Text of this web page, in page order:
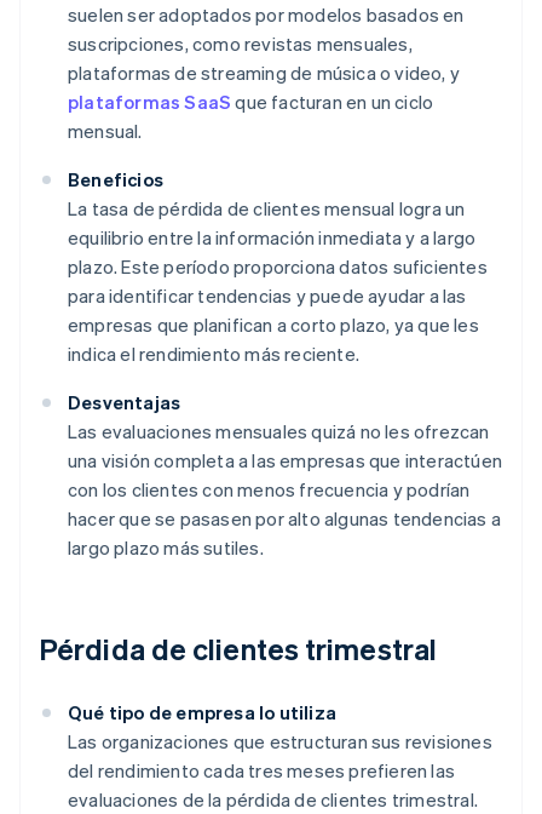
suelen ser adoptados por modelos basados en
suscripciones, como revistas mensuales,
plataformas de streaming de música o video, y
plataformas SaaS que facturan en un ciclo
mensual.
Beneficios
La tasa de pérdida de clientes mensual logra un
equilibrio entre la información inmediata y a largo
plazo. Este período proporciona datos suficientes
para identificar tendencias y puede ayudar a las
empresas que planifican a corto plazo, ya que les
indica el rendimiento más reciente.
Desventajas
Las evaluaciones mensuales quizá no les ofrezcan
una visión completa a las empresas que interactúen
con los clientes con menos frecuencia y podrían
hacer que se pasasen por alto algunas tendencias a
largo plazo más sutiles.
Pérdida de clientes trimestral
Qué tipo de empresa lo utiliza
Las organizaciones que estructuran sus revisiones
del rendimiento cada tres meses prefieren las
evaluaciones de la pérdida de clientes trimestral.